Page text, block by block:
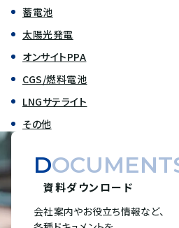
蓄電池
太陽光発電
オンサイトPPA
CGS/燃料電池
LNGサテライト
その他
資料ダウンロード
会社案内やお役立ち情報など、